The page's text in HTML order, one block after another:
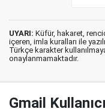
UYARI: Küfür, hakaret,
içeren, imla kuralları ile
Türkçe karakter
onaylanmamaktadır.
Gmail